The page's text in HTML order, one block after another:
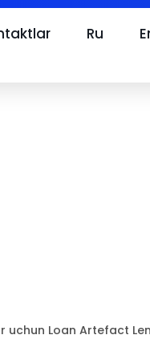
Ru
Loan Artefact